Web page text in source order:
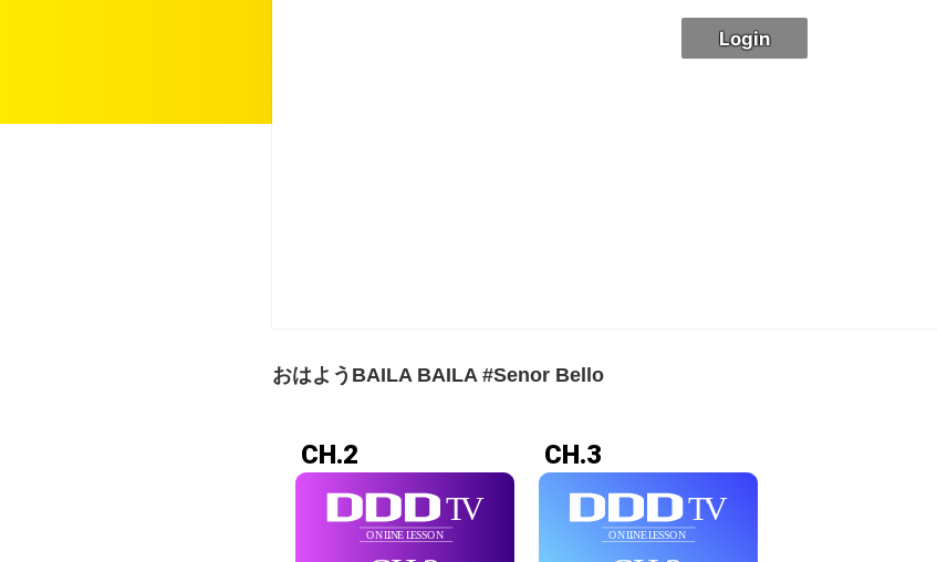
おはようBAILA BAILA #Senor Bello
CH.2 CH.3